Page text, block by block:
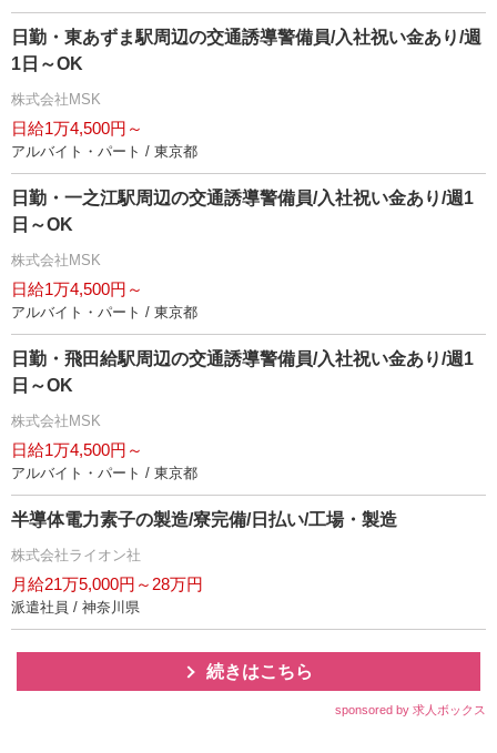
日勤・東あずま駅周辺の交通誘導警備員/入社祝い金あり/週
1日～OK
株式会社MSK
日給1万4,500円～
アルバイト・パート / 東京都
日勤・一之江駅周辺の交通誘導警備員/入社祝い金あり/週1
日～OK
株式会社MSK
日給1万4,500円～
アルバイト・パート / 東京都
日勤・飛田給駅周辺の交通誘導警備員/入社祝い金あり/週1
日～OK
株式会社MSK
日給1万4,500円～
アルバイト・パート / 東京都
半導体電力素子の製造/寮完備/日払い/工場・製造
株式会社ライオン社
月給21万5,000円～28万円
派遣社員 / 神奈川県
続きはこちら
sponsored by 求人ボックス